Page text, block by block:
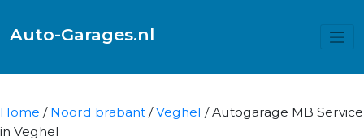
Auto-Garages.nl
Home / Noord brabant /Veghel / Autogarage MB Service
in Veghel